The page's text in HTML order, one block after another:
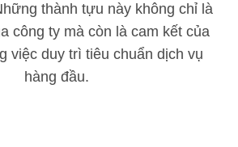
thành tựu này không chỉ là
công ty mà còn là cam kết của
việc duy trì tiêu chuẩn dịch vụ
hàng đầu.